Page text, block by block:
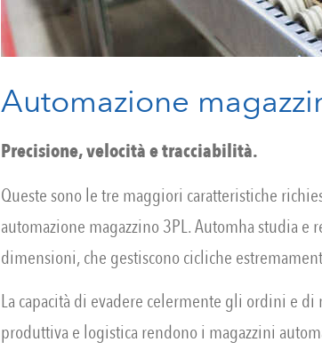
Automazione
Precisione, velocità e tracciabilità.
Queste sono le tre maggiori caratteristiche
automazione magazzino 3PL. Automha studia
dimensioni, che gestiscono cicliche
La capacità di evadere celermente gli ordini e
produttiva e logistica rendono i magazzini